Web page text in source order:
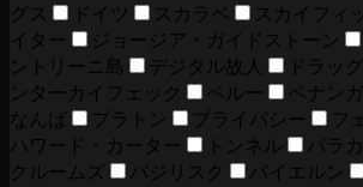
グス
ドイツ スカラベ スカイフィ
イター
ジョージア・ガイドストーン
ントリーニ島
デジタル故人 ドラッグ
ンターカイフェック
ペルー ペナン
なんば
プラトン プライバシー
フ
ハワード・カーター
トンネル パラ
クルームズ
バジリスク バイエルン